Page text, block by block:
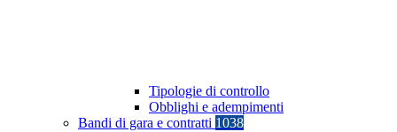
Tipologie di controllo
Obblighi e adempimenti
Bandi di gara e contratti 1038